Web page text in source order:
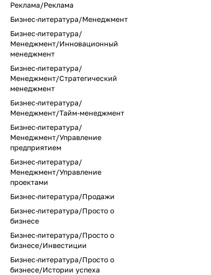
Реклама/Реклама
Бизнес-литература/Менеджмент
Бизнес-литература/
Менеджмент/Инновационный
менеджмент
Бизнес-литература/
Менеджмент/Стратегический
менеджмент
Бизнес-литература/
Менеджмент/Тайм-менеджмент
Бизнес-литература/
Менеджмент/Управление
предприятием
Бизнес-литература/
Менеджмент/Управление
проектами
Бизнес-литература/Продажи
Бизнес-литература/Просто о
бизнесе
Бизнес-литература/Просто о
бизнесе/Инвестиции
Бизнес-литература/Просто о
бизнесе/Истории успеха